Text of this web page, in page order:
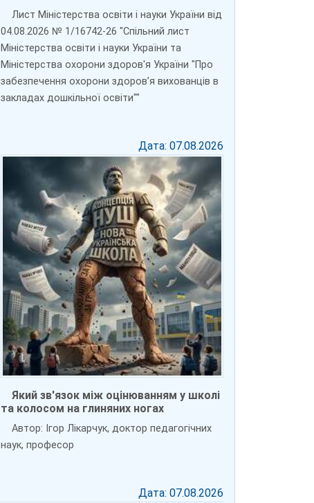
Лист Міністерства освіти і науки України від
04.08.2026 № 1/16742-26 "Спільний лист
Міністерства освіти і науки України та
Міністерства охорони здоров'я України "Про
забезпечення охорони здоров’я вихованців в
закладах дошкільної освіти""
Дата: 07.08.2026
Який зв'язок між оцінюванням у школі
та колосом на глиняних ногах
Автор: Ігор Лікарчук, доктор педагогічних
наук, професор
Дата: 07.08.2026